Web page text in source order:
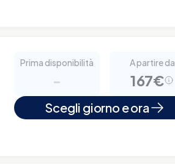
Prima disponibilità
-
A partire da
167€
Scegli giorno e ora